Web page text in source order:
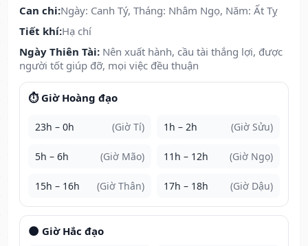
Can chi:Ngày: Canh Tý, Tháng: Nhâm Ngọ, Năm: Ất Tỵ
Tiết khí:Hạ chí
Ngày Thiên Tài: Nên xuất hành, cầu tài thắng lợi, được
người tốt giúp đỡ, mọi việc đều thuận
⏱️ Giờ Hoàng đạo
23h – 0h (Giờ Tí) 1h – 2h (Giờ Sửu)
5h – 6h (Giờ Mão) 11h – 12h (Giờ Ngọ)
15h – 16h (Giờ Thân) 17h – 18h (Giờ Dậu)
🌑 Giờ Hắc đạo